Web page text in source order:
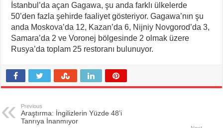
İstanbul’da açan Gagawa, şu anda farklı ülkelerde
50’den fazla şehirde faaliyet gösteriyor. Gagawa’nın şu
anda Moskova’da 12, Kazan’da 6, Nijniy Novgorod’da 3,
Samara’da 2 ve Voronej bölgesinde 2 olmak üzere
Rusya’da toplam 25 restoranı bulunuyor.
Previous
Araştırma: İngilizlerin Yüzde 48’i
Tanrıya İnanmıyor